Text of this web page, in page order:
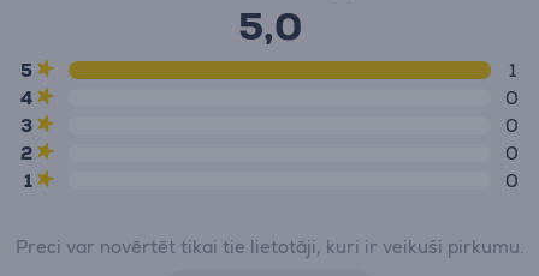
5,0
5
1
4
0
3
0
2
0
1
0
Preci var novērtēt tikai tie lietotāji, kuri ir veikuši pirkumu.